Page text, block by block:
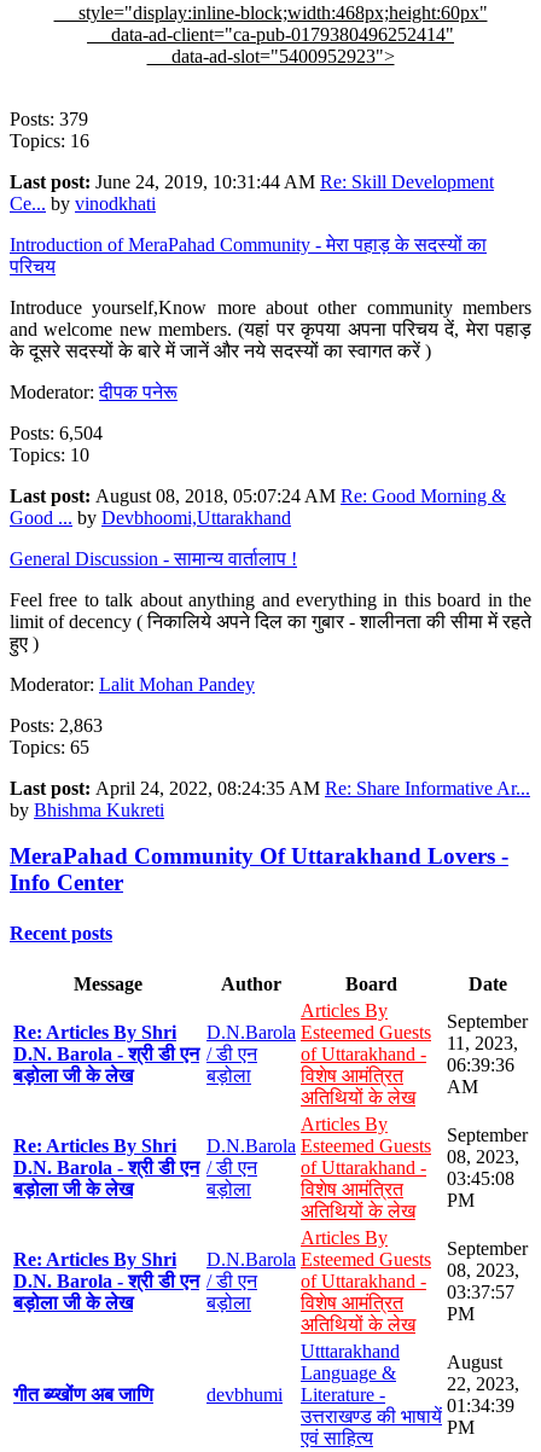
style="display:inline-block;width:468px;height:60px"
data-ad-client="ca-pub-0179380496252414"
data-ad-slot="5400952923">
Posts: 379
Topics: 16
Last post: June 24, 2019, 10:31:44 AM Re: Skill Development
Ce... by vinodkhati
Introduction of MeraPahad Community - मेरा पहाड़ के सदस्यों का
परिचय
Introduce yourself,Know more about other community members
and welcome new members. (यहां पर कृपया अपना परिचय दें, मेरा पहाड़
के दूसरे सदस्यों के बारे में जानें और नये सदस्यों का स्वागत करें )
Moderator:दीपक पनेरू
Posts: 6,504
Topics: 10
Last post: August 08, 2018, 05:07:24 AM Re: Good Morning &
Good ... by Devbhoomi,Uttarakhand
General Discussion - सामान्य वार्तालाप !
Feel free to talk about anything and everything in this board in the
limit of decency ( निकालिये अपने दिल का गुबार - शालीनता की सीमा में रहते
हुए )
Moderator: Lalit Mohan Pandey
Posts: 2,863
Topics: 65
Last post: April 24, 2022, 08:24:35 AM Re: Share Informative Ar...
by Bhishma Kukreti
MeraPahad Community Of Uttarakhand Lovers -
Info Center
Recent posts
Message Author Board Date
Re: Articles By Shri
D.N. Barola - श्री डी एन
बड़ोला जी के लेख
D.N.Barola
/ डी एन
बड़ोला
Articles By
Esteemed Guests
of Uttarakhand -
विशेष आमंत्रित
अतिथियों के लेख
September
11, 2023,
06:39:36
AM
Re: Articles By Shri
D.N. Barola - श्री डी एन
बड़ोला जी के लेख
D.N.Barola
/ डी एन
बड़ोला
Articles By
Esteemed Guests
of Uttarakhand -
विशेष आमंत्रित
अतिथियों के लेख
September
08, 2023,
03:45:08
PM
Re: Articles By Shri
D.N. Barola - श्री डी एन
बड़ोला जी के लेख
D.N.Barola
/ डी एन
बड़ोला
Articles By
Esteemed Guests
of Uttarakhand -
विशेष आमंत्रित
अतिथियों के लेख
September
08, 2023,
03:37:57
PM
गीत ब्य्खोंण अब जाणि devbhumi
Utttarakhand
Language &
Literature -
उत्तराखण्ड की भाषायें
एवं साहित्य
August
22, 2023,
01:34:39
PM